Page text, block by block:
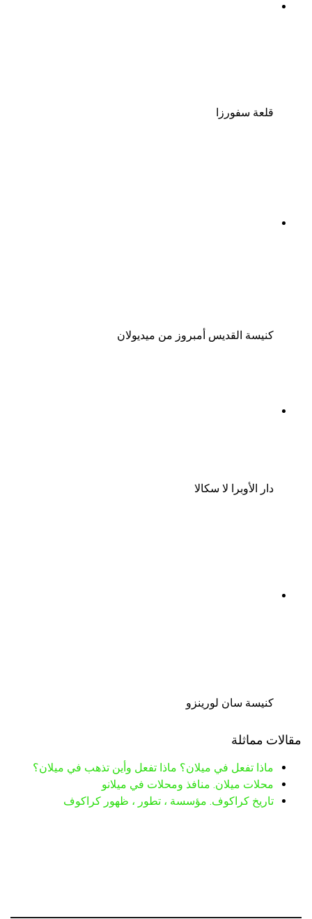
قلعة سفورزا
كنيسة القديس أمبروز من ميديولان
دار الأوبرا لا سكالا
كنيسة سان لورينزو
مقالات مماثلة
ماذا تفعل في ميلان؟ ماذا تفعل وأين تذهب في ميلان؟
محلات ميلان. منافذ ومحلات في ميلانو
تاريخ كراكوف. مؤسسة ، تطور ، ظهور كراكوف